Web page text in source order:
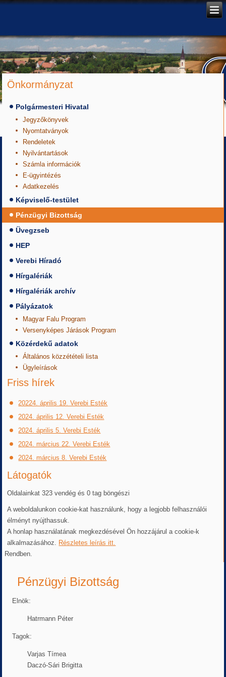
Önkormányzat
Polgármesteri Hivatal
Jegyzőkönyvek
Nyomtatványok
Rendeletek
Nyilvántartások
Számla információk
E-ügyintézés
Adatkezelés
Képviselő-testület
Pénzügyi Bizottság
Üvegzseb
HEP
Verebi Híradó
Hírgalériák
Hírgalériák archív
Pályázatok
Magyar Falu Program
Versenyképes Járások Program
Közérdekű adatok
Általános közzétételi lista
Ügyleírások
Friss hírek
20224. április 19. Verebi Esték
2024. április 12. Verebi Esték
2024. április 5. Verebi Esték
2024. március 22. Verebi Esték
2024. március 8. Verebi Esték
Látogatók
Oldalainkat 323 vendég és 0 tag böngészi
A weboldalunkon cookie-kat használunk, hogy a legjobb felhasználói
élményt nyújthassuk.
A honlap használatának megkezdésével Ön hozzájárul a cookie-k
alkalmazásához. Részletes leírás itt.
Rendben.
Pénzügyi Bizottság
Elnök:
Hatrmann Péter
Tagok:
Varjas Tímea
Daczó-Sári Brigitta